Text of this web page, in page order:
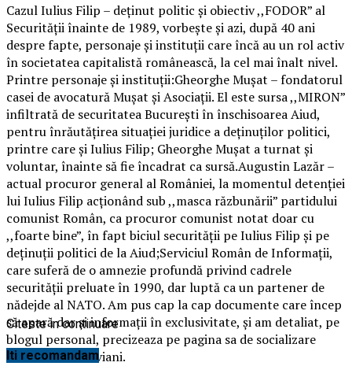
Cazul Iulius Filip – deținut politic și obiectiv ,,FODOR” al
Securității înainte de 1989, vorbește și azi, după 40 ani
despre fapte, personaje și instituții care încă au un rol activ
în societatea capitalistă românească, la cel mai înalt nivel.
Printre personaje și instituții:Gheorghe Mușat – fondatorul
casei de avocatură Mușat și Asociații. El este sursa ,,MIRON”
infiltrată de securitatea București în înschisoarea Aiud,
pentru înrăutățirea situației juridice a deținuților politici,
printre care și Iulius Filip; Gheorghe Mușat a turnat și
voluntar, înainte să fie încadrat ca sursă.Augustin Lazăr –
actual procuror general al României, la momentul detenției
lui Iulius Filip acționând sub ,,masca răzbunării” partidului
comunist Român, ca procuror comunist notat doar cu
,,foarte bine”, în fapt biciul securității pe Iulius Filip și pe
deținuții politici de la Aiud;Serviciul Român de Informații,
care suferă de o amnezie profundă privind cadrele
securității preluate în 1990, dar luptă ca un partener de
nădejde al NATO. Am pus cap la cap documente care încep
să apară dar și informații în exclusivitate, și am detaliat, pe
blogul personal, precizeaza pe pagina sa de socializare
Radu Teodor Soviani.
Citeste in continuare
Iti recomandam